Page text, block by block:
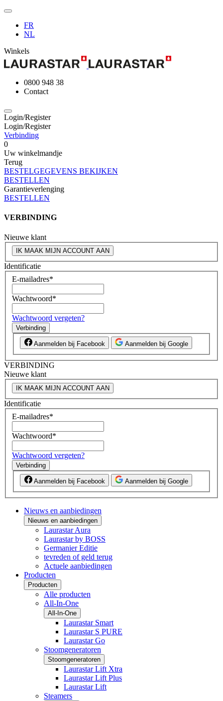
FR
NL
Winkels
0800 948 38
Contact
Login/Register
Login/Register
Verbinding
0
Uw winkelmandje
Terug
BESTELGEGEVENS BEKIJKEN
BESTELLEN
Garantieverlenging
BESTELLEN
VERBINDING
Nieuwe klant
IK MAAK MIJN ACCOUNT AAN
Identificatie
E-mailadres*
Wachtwoord*
Wachtwoord vergeten?
Verbinding
Aanmelden bij Facebook Aanmelden bij Google
VERBINDING
Nieuwe klant
IK MAAK MIJN ACCOUNT AAN
Identificatie
E-mailadres*
Wachtwoord*
Wachtwoord vergeten?
Verbinding
Aanmelden bij Facebook Aanmelden bij Google
Nieuws en aanbiedingen
Nieuws en aanbiedingen
Laurastar Aura
Laurastar by BOSS
Germanier Editie
tevreden of geld terug
Actuele aanbiedingen
Producten
Producten
Alle producten
All-In-One
All-In-One
Laurastar Smart
Laurastar S PURE
Laurastar Go
Stoomgeneratoren
Stoomgeneratoren
Laurastar Lift Xtra
Laurastar Lift Plus
Laurastar Lift
Steamers